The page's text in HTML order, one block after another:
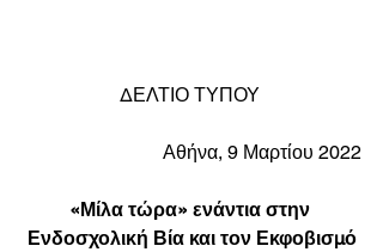
ΔΕΛΤΙΟ ΤΥΠΟΥ
Αθήνα, 9 Μαρτίου 2022
«Μίλα τώρα» ενάντια στην
Ενδοσχολική Βία και τον Εκφοβισμό